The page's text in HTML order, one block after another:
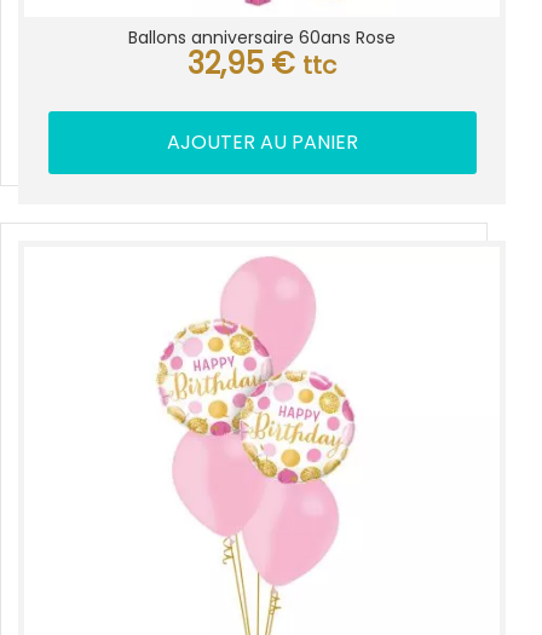
Ballons anniversaire 60ans Rose
32,95 € ttc
AJOUTER AU PANIER